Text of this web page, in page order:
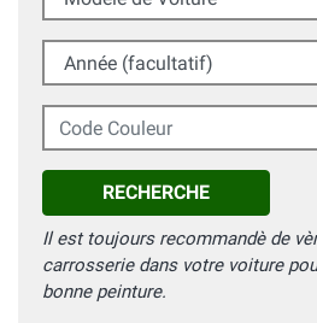
Année (facultatif)
Code Couleur
RECHERCHE
Il est toujours recommandè de
carrosserie dans votre voiture
bonne peinture.